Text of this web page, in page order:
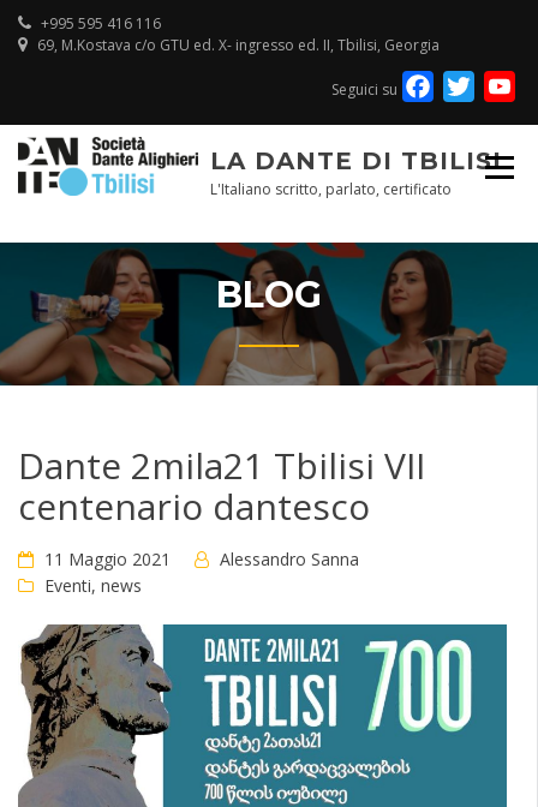
+995 595 416 116
69, M.Kostava c/o GTU ed. X- ingresso ed. II, Tbilisi, Georgia
Seguici su Facebook
LA DANTE DI TBILISI
L'Italiano scritto, parlato, certificato
BLOG
Dante 2mila21 Tbilisi VII
centenario dantesco
11 Maggio 2021
Alessandro Sanna
Eventi, news